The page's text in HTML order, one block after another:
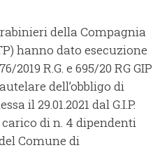
della Compagnia
hanno dato esecuzione
2019 R.G. e 695/20 RG GIP
dell’obbligo di
il 29.01.2021 dal G.I.P.
di n. 4 dipendenti
Comune di